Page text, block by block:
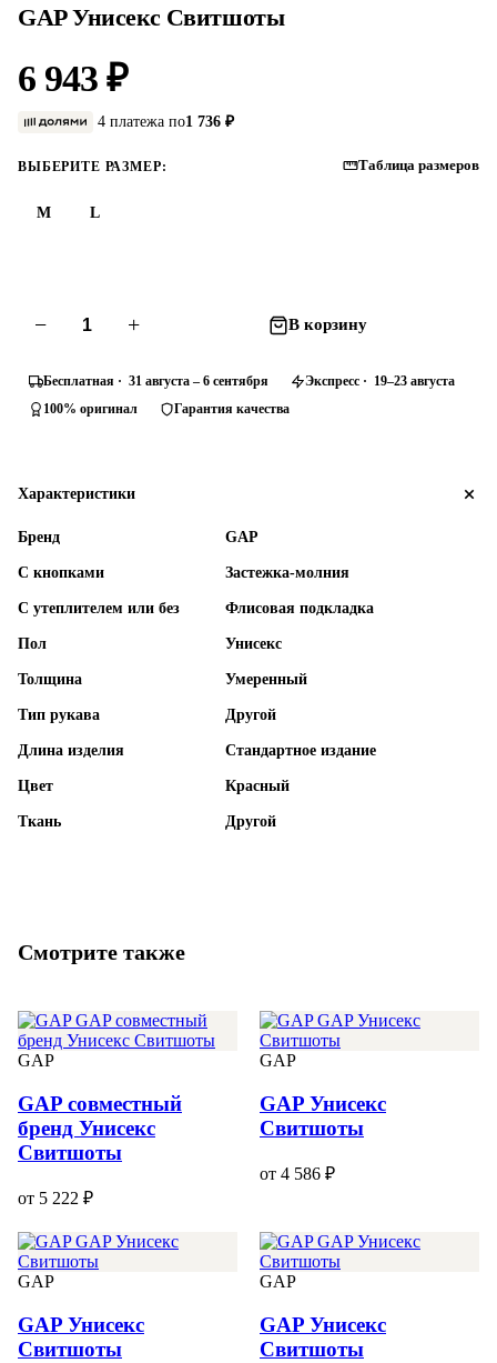
GAP Унисекс Свитшоты
6 943 ₽
4 платежа по1 736 ₽
ВЫБЕРИТЕ РАЗМЕР: Таблица размеров
M L
− + В корзину
Бесплатная · 31 августа – 6 сентября
Экспресс · 19–23 августа
100% оригинал
Гарантия качества
Характеристики
Бренд GAP
С кнопками Застежка-молния
С утеплителем или без Флисовая подкладка
Пол Унисекс
Толщина Умеренный
Тип рукава Другой
Длина изделия Стандартное издание
Цвет Красный
Ткань Другой
Смотрите также
GAP
GAP совместный
бренд Унисекс
Свитшоты
от 5 222 ₽
GAP
GAP Унисекс
Свитшоты
от 4 586 ₽
GAP
GAP Унисекс
Свитшоты
GAP
GAP Унисекс
Свитшоты